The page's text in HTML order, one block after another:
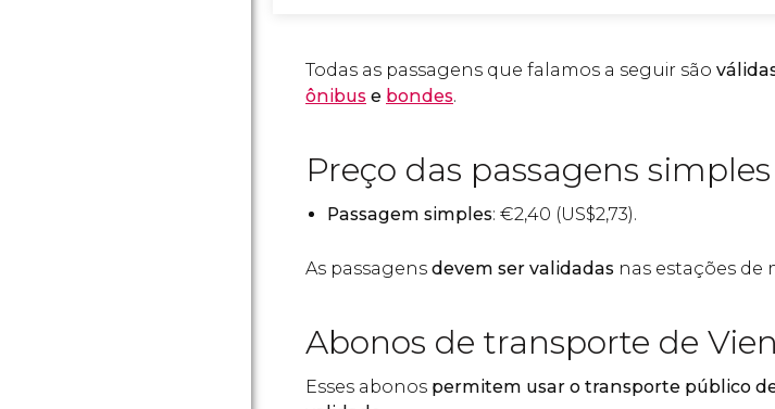
Todas as passagens que falamos a seguir são
ônibus e bondes.
Preço das passagens simples
Passagem simples: €2,40 (US$2,73).
As passagens devem ser validadas nas estações de
Abonos de transporte de
Esses abonos permitem usar o transporte público